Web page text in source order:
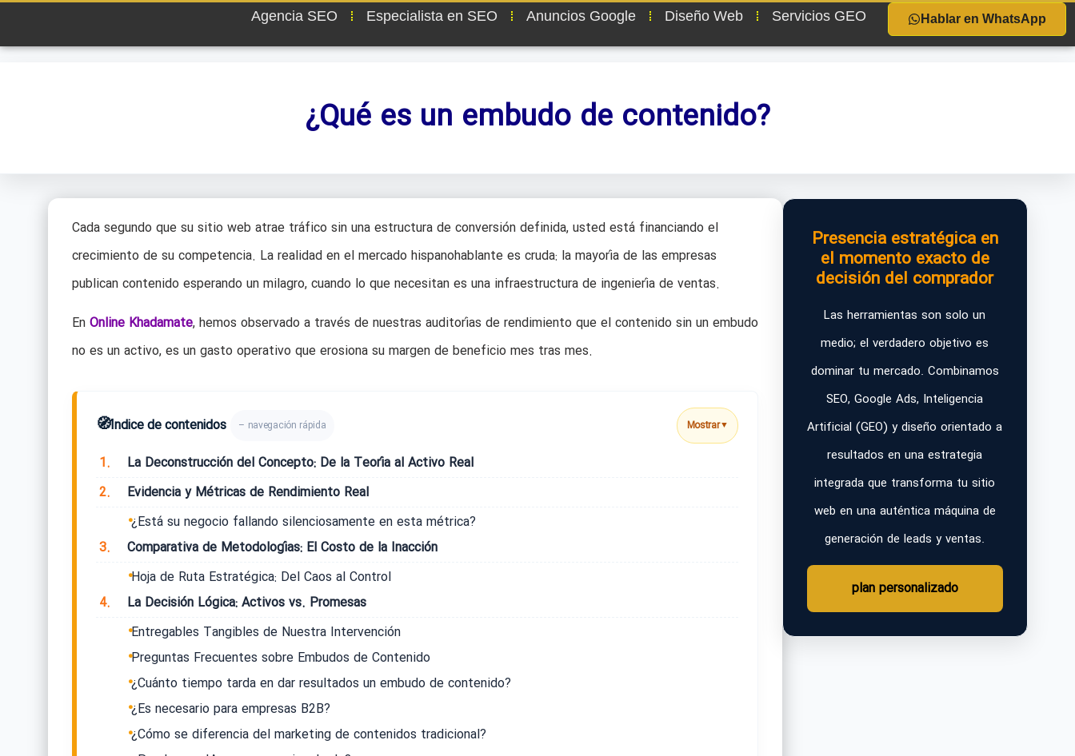
Agencia SEO Especialista en SEO Anuncios Google Diseño Web Servicios GEO Hablar en WhatsApp
¿Qué es un embudo de contenido?
Cada segundo que su sitio web atrae tráfico sin una estructura de conversión definida, usted está financiando el
crecimiento de su competencia. La realidad en el mercado hispanohablante es cruda: la mayoría de las empresas
publican contenido esperando un milagro, cuando lo que necesitan es una infraestructura de ingeniería de ventas.
En Online Khadamate, hemos observado a través de nuestras auditorías de rendimiento que el contenido sin un embudo
no es un activo, es un gasto operativo que erosiona su margen de beneficio mes tras mes.
🧭Índice de contenidos – navegación rápida Mostrar▼
1.
La Deconstrucción del Concepto: De la Teoría al Activo Real
2.
Evidencia y Métricas de Rendimiento Real
¿Está su negocio fallando silenciosamente en esta métrica?
3.
Comparativa de Metodologías: El Costo de la Inacción
Hoja de Ruta Estratégica: Del Caos al Control
4.
La Decisión Lógica: Activos vs. Promesas
Entregables Tangibles de Nuestra Intervención
Preguntas Frecuentes sobre Embudos de Contenido
¿Cuánto tiempo tarda en dar resultados un embudo de contenido?
¿Es necesario para empresas B2B?
¿Cómo se diferencia del marketing de contenidos tradicional?
Presencia estratégica en
el momento exacto de
decisión del comprador
Las herramientas son solo un
medio; el verdadero objetivo es
dominar tu mercado. Combinamos
SEO, Google Ads, Inteligencia
Artificial (GEO) y diseño orientado a
resultados en una estrategia
integrada que transforma tu sitio
web en una auténtica máquina de
generación de leads y ventas.
plan personalizado